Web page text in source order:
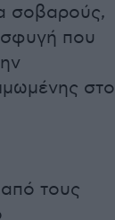
σοβαρούς,
που
στο
τους